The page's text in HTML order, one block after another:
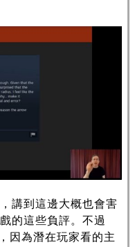
講到這邊大概也會害
的這些負評。不過
因為潛在玩家看的主